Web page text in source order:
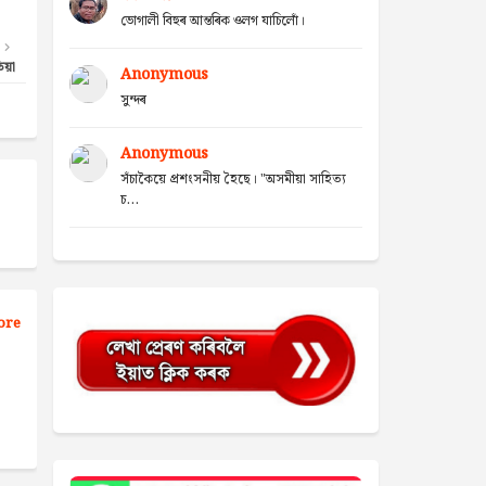
ভোগালী বিহুৰ আন্তৰিক ওলগ যাচিলোঁ।
Anonymous
সুন্দৰ
Anonymous
সঁচাকৈয়ে প্ৰশংসনীয় হৈছে। "অসমীয়া সাহিত্য
চ...